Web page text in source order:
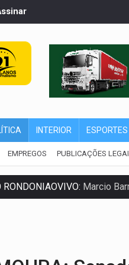
INTERIOR ESPORTES
EMPREGOS PUBLICAÇÕES
RONDONIAOVIVO: Marcio
Vilhena realiza